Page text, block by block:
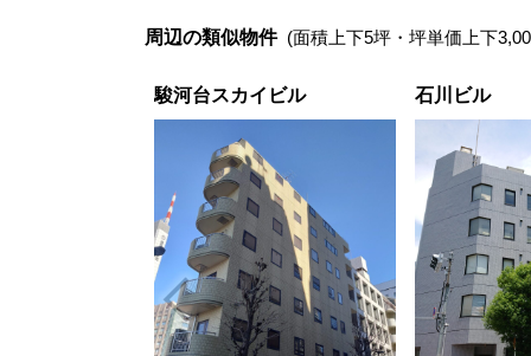
周辺の類似物件 (面積上下5坪・坪単価上下